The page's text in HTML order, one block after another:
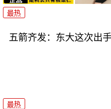
最热
五箭齐发：东大这次出
最热